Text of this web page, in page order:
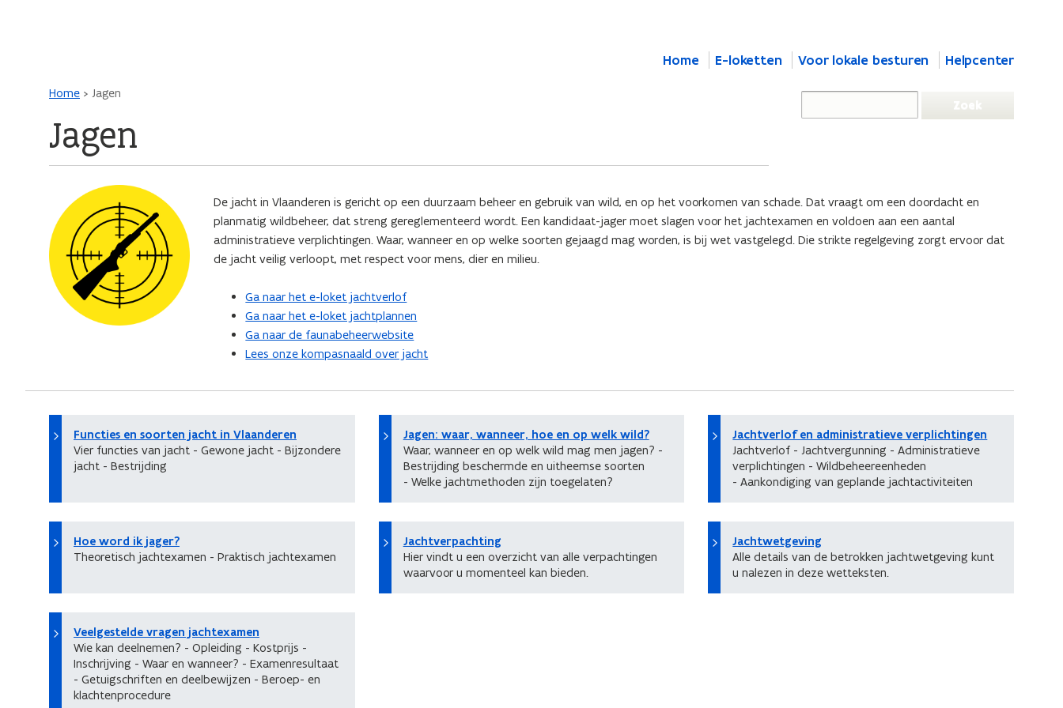
Home E-loketten Voor lokale besturen Helpcenter
Kruimelpad
Home Jagen
Jagen
De jacht in Vlaanderen is gericht op een duurzaam beheer en gebruik van wild, en op het voorkomen van schade. Dat vraagt om een doordacht en
planmatig wildbeheer, dat streng gereglementeerd wordt. Een kandidaat-jager moet slagen voor het jachtexamen en voldoen aan een aantal
administratieve verplichtingen. Waar, wanneer en op welke soorten gejaagd mag worden, is bij wet vastgelegd. Die strikte regelgeving zorgt ervoor dat
de jacht veilig verloopt, met respect voor mens, dier en milieu.
Ga naar het e-loket jachtverlof
Ga naar het e-loket jachtplannen
Ga naar de faunabeheerwebsite
Lees onze kompasnaald over jacht
Functies en soorten jacht in Vlaanderen
Vier functies van jacht - Gewone jacht - Bijzondere
jacht - Bestrijding
Jagen: waar, wanneer, hoe en op welk wild?
Waar, wanneer en op welk wild mag men jagen? -
Bestrijding beschermde en uitheemse soorten
- Welke jachtmethoden zijn toegelaten?
Jachtverlof en administratieve verplichtingen
Jachtverlof - Jachtvergunning - Administratieve
verplichtingen - Wildbeheereenheden
- Aankondiging van geplande jachtactiviteiten
Hoe word ik jager?
Theoretisch jachtexamen - Praktisch jachtexamen
Jachtverpachting
Hier vindt u een overzicht van alle verpachtingen
waarvoor u momenteel kan bieden.
Jachtwetgeving
Alle details van de betrokken jachtwetgeving kunt
u nalezen in deze wetteksten.
Veelgestelde vragen jachtexamen
Wie kan deelnemen? - Opleiding - Kostprijs -
Inschrijving - Waar en wanneer? - Examenresultaat
- Getuigschriften en deelbewijzen - Beroep- en
klachtenprocedure